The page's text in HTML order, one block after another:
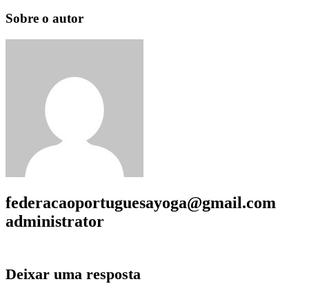
Sobre o autor
federacaoportuguesayoga@gmail.com
administrator
Deixar uma resposta